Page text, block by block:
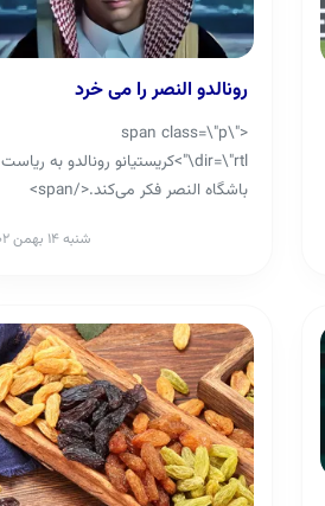
رونالدو النصر را می خرد
<span class=\"p\"
dir=\"rtl\">کریستیانو رونالدو به ریاست
باشگاه النصر فکر می‌کند.</span>
شنبه ۱۴ بهمن ۱۴۰۲